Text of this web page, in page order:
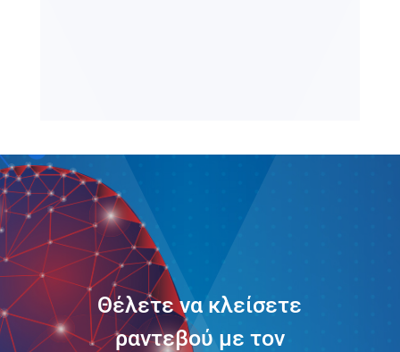
Θέλετε να κλείσετε
ραντεβού με τον